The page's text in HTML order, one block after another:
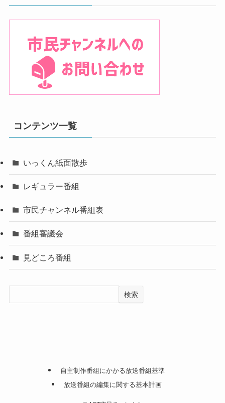
コンテンツ一覧
いっくん紙面散歩
レギュラー番組
市民チャンネル番組表
番組審議会
見どころ番組
検索
自主制作番組にかかる放送番組基準
放送番組の編集に関する基本計画